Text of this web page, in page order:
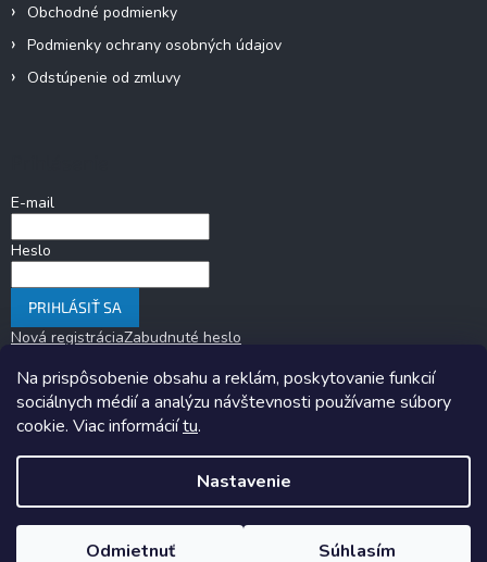
Na prispôsobenie obsahu a reklám, poskytovanie funkcií
sociálnych médií a analýzu návštevnosti používame súbory
cookie. Viac informáciítu.
Nastavenie
Odmietnuť Súhlasím
Obchodné podmienky
Podmienky ochrany osobných údajov
Odstúpenie od zmluvy
E-mail
Heslo
PRIHLÁSIŤ SA
Nová registráciaZabudnuté heslo